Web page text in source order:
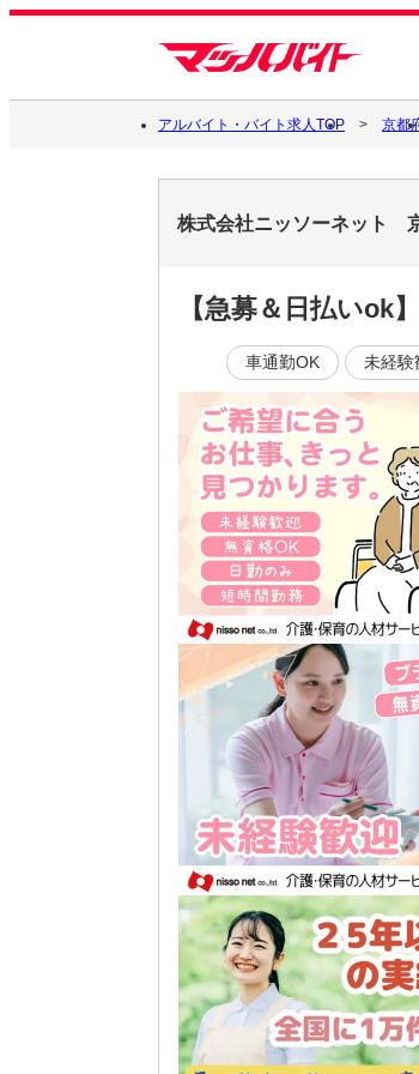
アルバイト・バイト求人TOP 京都
株式会社ニッソーネット
【急募＆日払いok
車通勤OK 未経験